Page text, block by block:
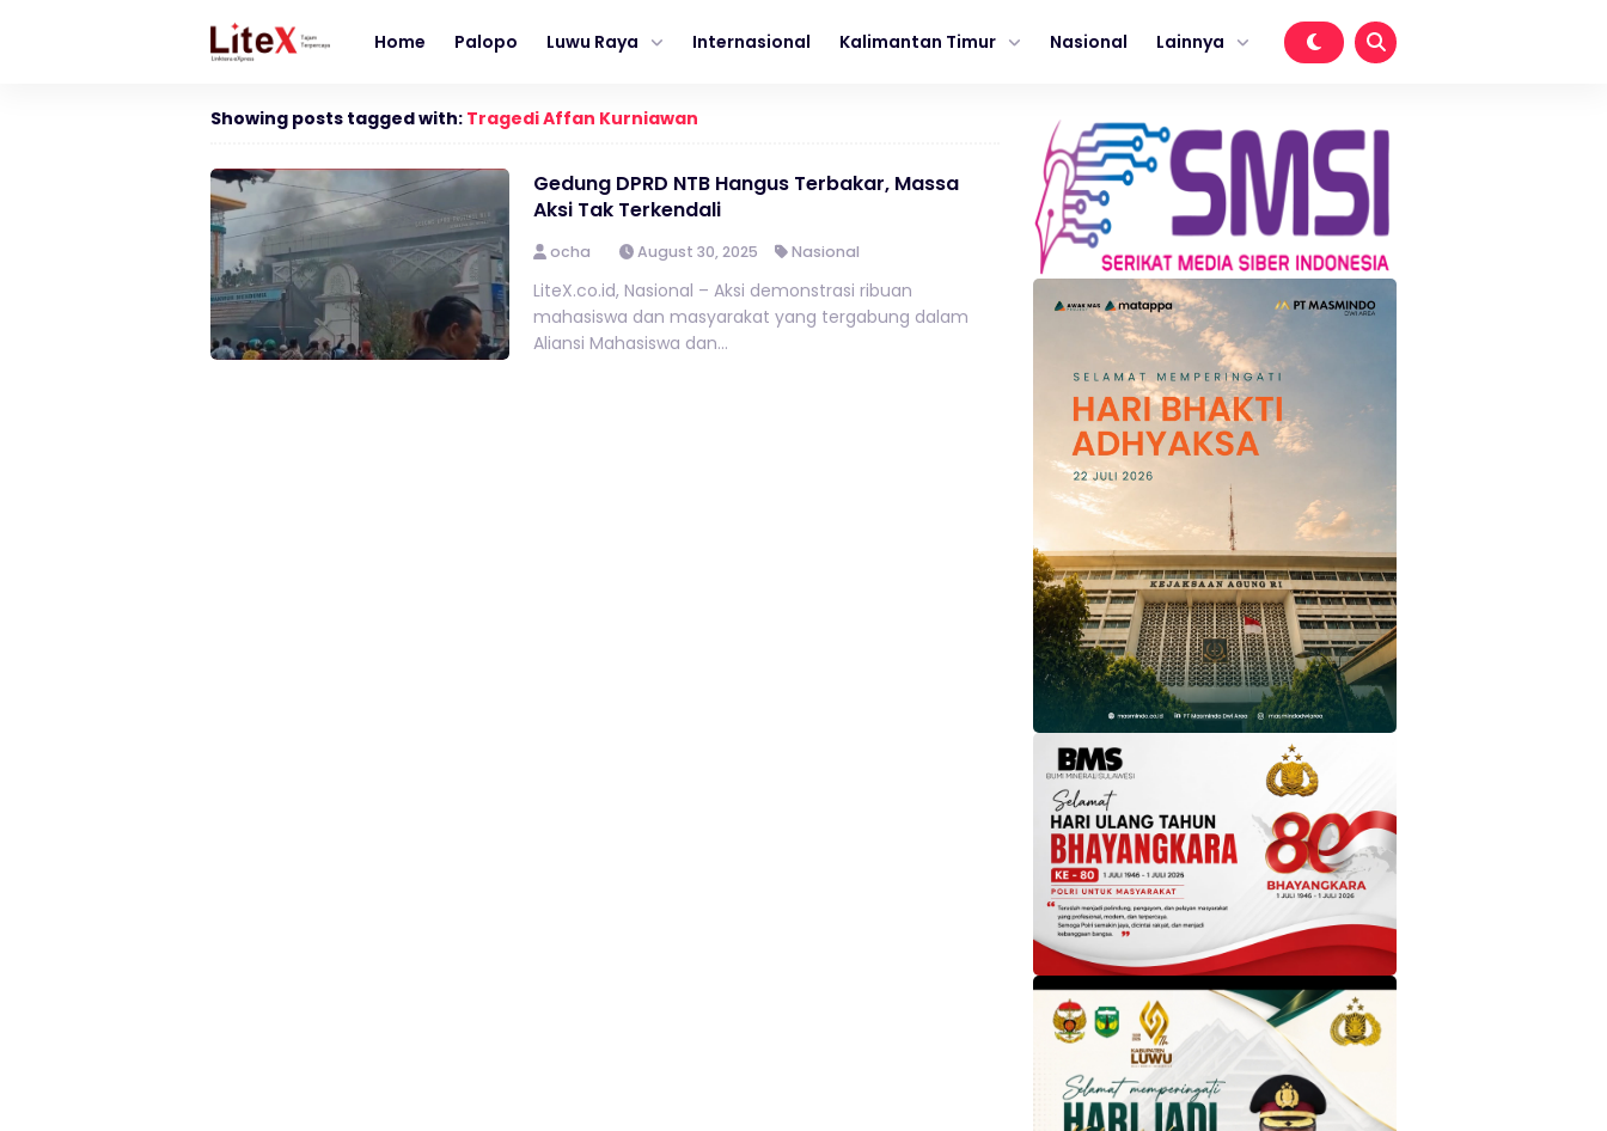
Home Palopo Luwu Raya Internasional Kalimantan Timur Nasional Lainnya
Showing posts tagged with: Tragedi Affan Kurniawan
Gedung DPRD NTB Hangus Terbakar, Massa
Aksi Tak Terkendali
ocha August 30, 2025 Nasional
LiteX.co.id, Nasional – Aksi demonstrasi ribuan
mahasiswa dan masyarakat yang tergabung dalam
Aliansi Mahasiswa dan...